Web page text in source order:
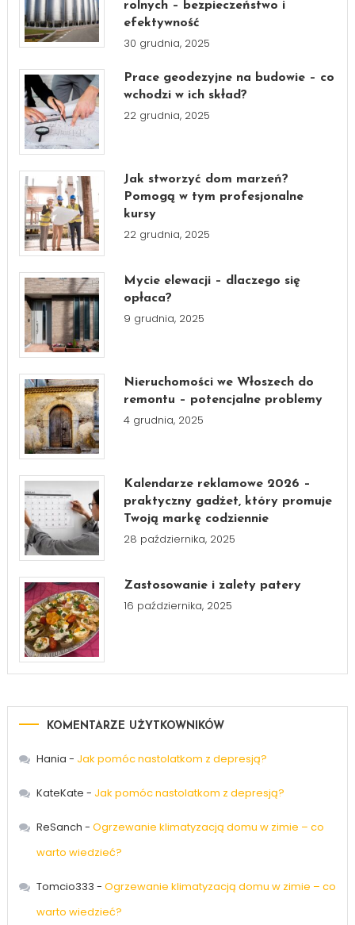
rolnych – bezpieczeństwo i
efektywność
30 grudnia, 2025
Prace geodezyjne na budowie – co
wchodzi w ich skład?
22 grudnia, 2025
Jak stworzyć dom marzeń?
Pomogą w tym profesjonalne
kursy
22 grudnia, 2025
Mycie elewacji – dlaczego się
opłaca?
9 grudnia, 2025
Nieruchomości we Włoszech do
remontu – potencjalne problemy
4 grudnia, 2025
Kalendarze reklamowe 2026 –
praktyczny gadżet, który promuje
Twoją markę codziennie
28 października, 2025
Zastosowanie i zalety patery
16 października, 2025
KOMENTARZE UŻYTKOWNIKÓW
Hania - Jak pomóc nastolatkom z depresją?
KateKate - Jak pomóc nastolatkom z depresją?
ReSanch - Ogrzewanie klimatyzacją domu w zimie – co
warto wiedzieć?
Tomcio333 - Ogrzewanie klimatyzacją domu w zimie – co
warto wiedzieć?